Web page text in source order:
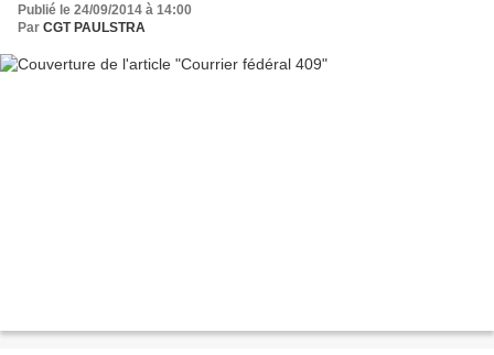
Publié le 24/09/2014 à 14:00
Par CGT PAULSTRA